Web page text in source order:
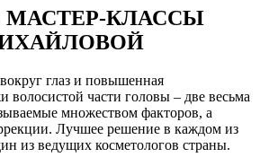
МАСТЕР-КЛАССЫ
глаз и повышенная
волосистой части головы – две весьма
множеством факторов, а
Лучшее решение в каждом из
из ведущих косметологов страны.